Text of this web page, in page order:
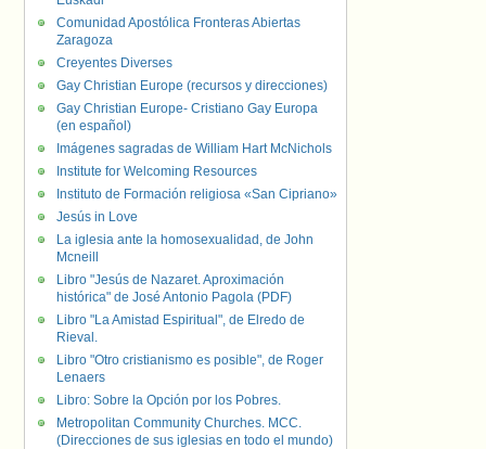
Comunidad Apostólica Fronteras Abiertas
Zaragoza
Creyentes Diverses
Gay Christian Europe (recursos y direcciones)
Gay Christian Europe- Cristiano Gay Europa
(en español)
Imágenes sagradas de William Hart McNichols
Institute for Welcoming Resources
Instituto de Formación religiosa «San Cipriano»
Jesús in Love
La iglesia ante la homosexualidad, de John
Mcneill
Libro "Jesús de Nazaret. Aproximación
histórica" de José Antonio Pagola (PDF)
Libro "La Amistad Espiritual", de Elredo de
Rieval.
Libro "Otro cristianismo es posible", de Roger
Lenaers
Libro: Sobre la Opción por los Pobres.
Metropolitan Community Churches. MCC.
(Direcciones de sus iglesias en todo el mundo)